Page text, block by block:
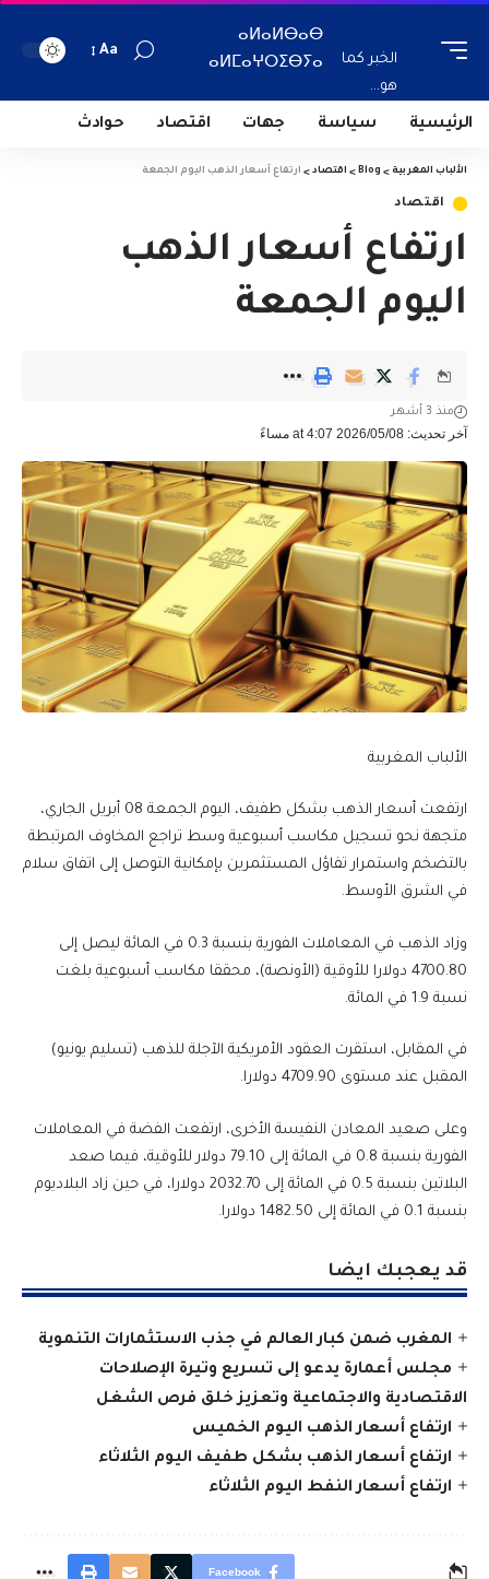
الخبر كما
هو...
ⴰⵍⴰⵍⴱⴰⴱ
ⴰⵍⵎⴰⵖⵔⵉⴱⵢⴰ
Aa
الرئيسية سياسة جهات اقتصاد حوادث
الألباب المغربية >
Blog
> اقتصاد > ارتفاع أسعار الذهب اليوم الجمعة
اقتصاد
ارتفاع أسعار الذهب
اليوم الجمعة
آخر تحديث: 2026/05/08 at 4:07 مساءً
منذ 3 أشهر
الألباب المغربية
ارتفعت أسعار الذهب بشكل طفيف، اليوم الجمعة 08 أبريل الجاري،
متجهة نحو تسجيل مكاسب أسبوعية وسط تراجع المخاوف المرتبطة
بالتضخم واستمرار تفاؤل المستثمرين بإمكانية التوصل إلى اتفاق سلام
في الشرق الأوسط.
وزاد الذهب في المعاملات الفورية بنسبة 0.3 في المائة ليصل إلى
4700.80 دولارا للأوقية (الأونصة)، محققا مكاسب أسبوعية بلغت
نسبة 1.9 في المائة.
في المقابل، استقرت العقود الأمريكية الآجلة للذهب (تسليم يونيو)
المقبل عند مستوى 4709.90 دولارا.
وعلى صعيد المعادن النفيسة ‌الأخرى، ارتفعت الفضة في المعاملات
الفورية بنسبة ​0.8 في المائة ​إلى 79.10 دولار للأوقية، فيما صعد
البلاتين بنسبة 0.5 في المائة إلى 2032.70 دولارا، في حين زاد البلاديوم
بنسبة 0.1 في المائة ​إلى 1482.50 دولارا.
قد يعجبك ايضا
المغرب ضمن كبار العالم في جذب الاستثمارات التنموية
مجلس أعمارة يدعو إلى تسريع وتيرة الإصلاحات
الاقتصادية والاجتماعية وتعزيز خلق فرص الشغل
ارتفاع أسعار الذهب اليوم الخميس
ارتفاع أسعار الذهب بشكل طفيف اليوم الثلاثاء
ارتفاع أسعار النفط اليوم الثلاثاء
Facebook